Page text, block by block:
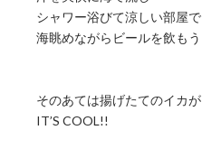
シャワー浴びて涼しい部屋で
海眺めながらビールを飲もう
そのあては揚げたてのイカが
IT’S COOL!!